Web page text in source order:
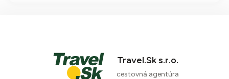
Travel.Sk s.r.o.
cestovná agentúra